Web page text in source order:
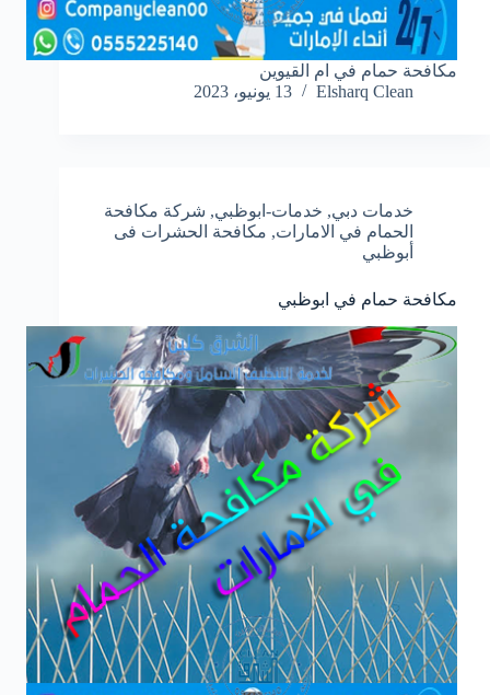
مكافحة حمام في ام القيوين
Elsharq Clean
13 يونيو، 2023
خدمات دبي, خدمات-ابوظبي, شركة مكافحة
الحمام في الامارات, مكافحة الحشرات فى
أبوظبي
مكافحة حمام في ابوظبي